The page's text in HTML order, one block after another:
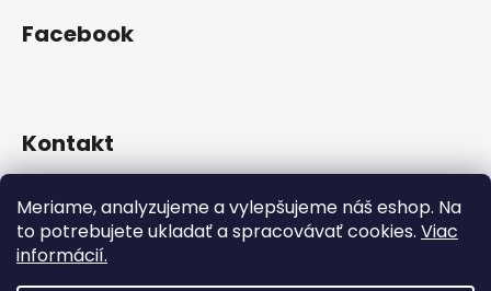
Meriame, analyzujeme a vylepšujeme náš eshop. Na
to potrebujete ukladať a spracovávať cookies. Viac
informácií.
Facebook
Kontakt
+420 702 114 113
Neness Official SK
neness_czsk/